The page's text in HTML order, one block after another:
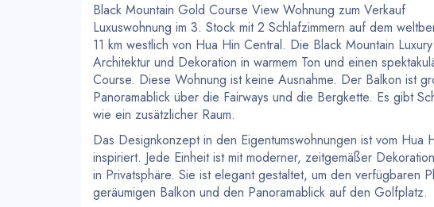
Black Mountain Gold Course View Wohnung zum Verkauf
Luxuswohnung im 3. Stock mit 2 Schlafzimmern auf dem
11 km westlich von Hua Hin Central. Die Black Mountain
Architektur und Dekoration in warmem Ton und einen
Course. Diese Wohnung ist keine Ausnahme. Der Balkon ist
Panoramablick über die Fairways und die Bergkette. Es gibt
wie ein zusätzlicher Raum.
Das Designkonzept in den Eigentumswohnungen ist vom Hua
inspiriert. Jede Einheit ist mit moderner, zeitgemäßer
in Privatsphäre. Sie ist elegant gestaltet, um den verfügbaren
geräumigen Balkon und den Panoramablick auf den Golfplatz.